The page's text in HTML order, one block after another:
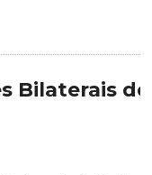
Bilaterais